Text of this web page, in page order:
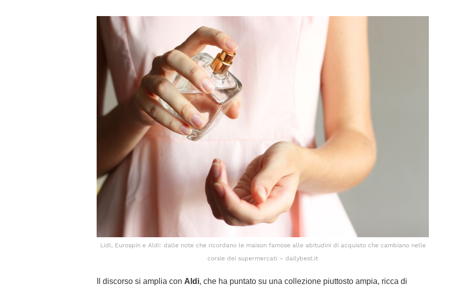
Lidl, Eurospin e Aldi: dalle note che ricordano le maison famose alle abitudini di acquisto che cambiano nelle
corsie dei supermercati – dailybest.it
Il discorso si amplia con Aldi, che ha puntato su una collezione piuttosto ampia, ricca di